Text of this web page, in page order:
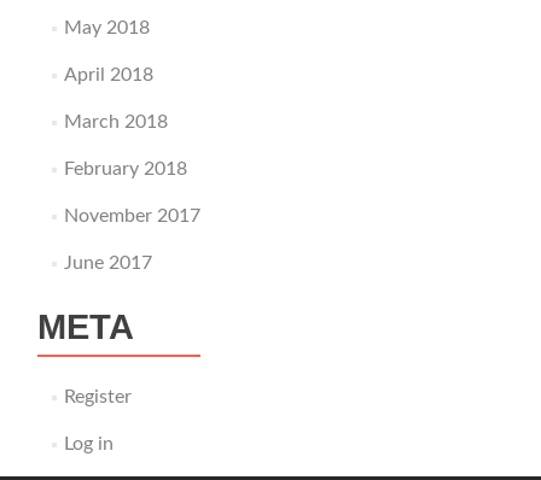
May 2018
April 2018
March 2018
February 2018
November 2017
June 2017
META
Register
Log in